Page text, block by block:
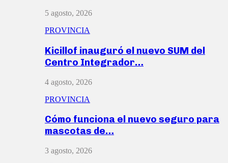
5 agosto, 2026
PROVINCIA
Kicillof inauguró el nuevo SUM del
Centro Integrador…
4 agosto, 2026
PROVINCIA
Cómo funciona el nuevo seguro para
mascotas de…
3 agosto, 2026